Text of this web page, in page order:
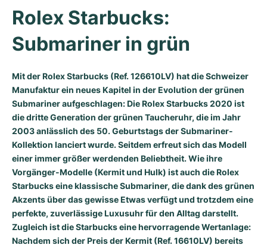
Milgauss
Oyster Perpetual
Yacht-Master
Yacht-Master II
Sea-Dweller
Sky-Dweller
Submariner
Damenuhren
Ronde
Rotonde
Crash
Pasha
Tortue
Baignoire
Ballon Blanc
Roadster
Gebraucht
Professional
Bentley
Transocean
Cockpit
Chronospace
Super Avenger
Galactic
Montbrillant
Gebraucht
Formula 1
Grand Carrera
Gebraucht
Damenuhren
Portofino
Portugieser
Da Vinci
Aquatimer
Spitfire
GST
Vintage
Gebraucht
Spirit of Big Bang
King Power
Gebraucht
Rolex Starbucks:
Submariner in grün
Mit der Rolex Starbucks (Ref. 126610LV) hat die Schweizer
Manufaktur ein neues Kapitel in der Evolution der grünen
Submariner aufgeschlagen: Die Rolex Starbucks 2020 ist
die dritte Generation der grünen Taucheruhr, die im Jahr
2003 anlässlich des 50. Geburtstags der Submariner-
Kollektion lanciert wurde. Seitdem erfreut sich das Modell
einer immer größer werdenden Beliebtheit. Wie ihre
Vorgänger-Modelle (Kermit und Hulk) ist auch die Rolex
Starbucks eine klassische Submariner, die dank des grünen
Akzents über das gewisse Etwas verfügt und trotzdem eine
perfekte, zuverlässige Luxusuhr für den Alltag darstellt.
Zugleich ist die Starbucks eine hervorragende Wertanlage:
Nachdem sich der Preis der Kermit (Ref. 16610LV) bereits